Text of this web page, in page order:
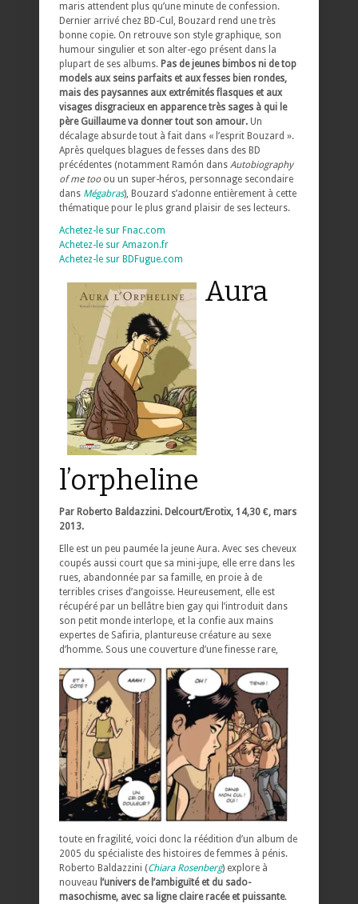
maris attendent plus qu’une minute de confession.
Dernier arrivé chez BD-Cul, Bouzard rend une très
bonne copie. On retrouve son style graphique, son
humour singulier et son alter-ego présent dans la
plupart de ses albums. Pas de jeunes bimbos ni de top
models aux seins parfaits et aux fesses bien rondes,
mais des paysannes aux extrémités flasques et aux
visages disgracieux en apparence très sages à qui le
père Guillaume va donner tout son amour. Un
décalage absurde tout à fait dans « l’esprit Bouzard ».
Après quelques blagues de fesses dans des BD
précédentes (notamment Ramón dans Autobiography
of me tooou un super-héros, personnage secondaire
dans Mégabras), Bouzard s’adonne entièrement à cette
thématique pour le plus grand plaisir de ses lecteurs.
Achetez-le sur Fnac.com
Achetez-le sur Amazon.fr
Achetez-le sur BDFugue.com
Aura
l’orpheline
Par Roberto Baldazzini. Delcourt/Erotix, 14,30 €, mars
2013.
Elle est un peu paumée la jeune Aura. Avec ses cheveux
coupés aussi court que sa mini-jupe, elle erre dans les
rues, abandonnée par sa famille, en proie à de
terribles crises d’angoisse. Heureusement, elle est
récupéré par un bellâtre bien gay qui l’introduit dans
son petit monde interlope, et la confie aux mains
expertes de Safiria, plantureuse créature au sexe
d’homme. Sous une couverture d’une finesse rare,
toute en fragilité, voici donc la réédition d’un album de
2005 du spécialiste des histoires de femmes à pénis.
Roberto Baldazzini (Chiara Rosenberg) explore à
nouveau l’univers de l’ambiguïté et du sado-
masochisme, avec sa ligne claire racée et puissante.